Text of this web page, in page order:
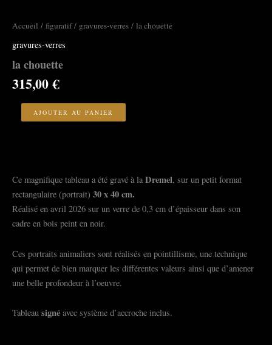
Accueil / figuratif/ gravures-verres / la chouette
gravures-verres
la chouette
315,00€
AJOUTER AU PANIER
Ce magnifique tableau a été gravé à laDremel, sur un petit format
rectangulaire (portrait) 30 x 40 cm.
Réalisé en avril 2026 sur un verre de 0,3 cm d’épaisseur dans son
cadre en bois peint en noir.
Ces portraits animaliers sont réalisés en pointillisme, une technique
qui permet de bien marquer les différentes valeurs ainsi que d’amener
une belle profondeur à l’oeuvre.
Tableau signé avec système d’accroche inclus.